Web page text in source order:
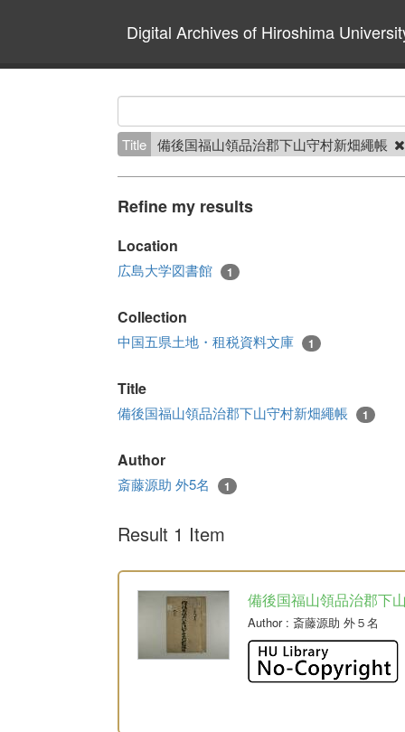
Digital Archives of Hiroshima
Title 備後国福山領品治郡下山守村新畑繩帳
Refine my results
Location
広島大学図書館 1
Collection
中国五県土地・租税資料文庫 1
Title
備後国福山領品治郡下山守村新畑繩帳 1
Author
斎藤源助 外5名 1
Result 1 Item
備後国福山領品治郡下
Author: 斎藤源助 外５名